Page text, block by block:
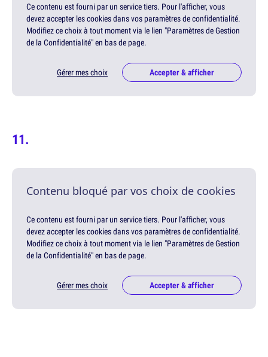
Ce contenu est fourni par un service tiers. Pour l'afficher, vous
devez accepter les cookies dans vos paramètres de confidentialité.
Modifiez ce choix à tout moment via le lien "Paramètres de Gestion
de la Confidentialité" en bas de page.
Gérer mes choix Accepter & afficher
Contenu bloqué par vos choix de cookies
Ce contenu est fourni par un service tiers. Pour l'afficher, vous
devez accepter les cookies dans vos paramètres de confidentialité.
Modifiez ce choix à tout moment via le lien "Paramètres de Gestion
de la Confidentialité" en bas de page.
Gérer mes choix Accepter & afficher